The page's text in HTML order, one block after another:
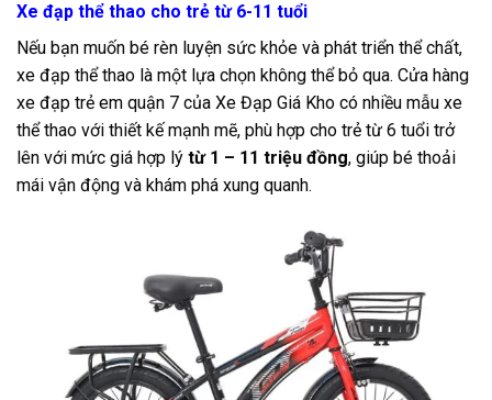
Xe đạp thể thao cho trẻ từ 6-11 tuổi
Nếu bạn muốn bé rèn luyện sức khỏe và phát triển thể chất,
xe đạp thể thao là một lựa chọn không thể bỏ qua. Cửa hàng
xe đạp trẻ em quận 7 của Xe Đạp Giá Kho có nhiều mẫu xe
thể thao với thiết kế mạnh mẽ, phù hợp cho trẻ từ 6 tuổi trở
lên với mức giá hợp lý từ 1 – 11 triệu đồng, giúp bé thoải
mái vận động và khám phá xung quanh.